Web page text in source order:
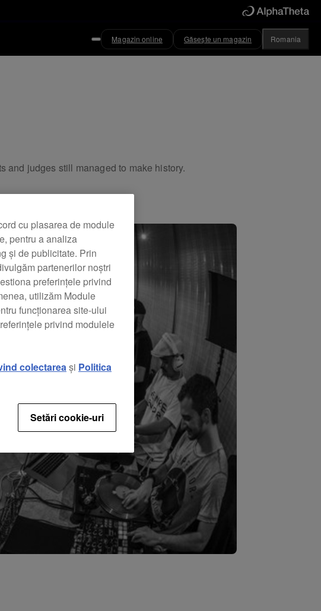
Magazin online Găsește un magazin Romania
and judges still managed to make history.
cu plasarea de module
pentru a analiza
și de publicitate. Prin
partenerilor noștri
preferințele privind
utilizăm Module
funcționarea site-ului
privind modulele
colectareași Politica
Setări cookie-uri